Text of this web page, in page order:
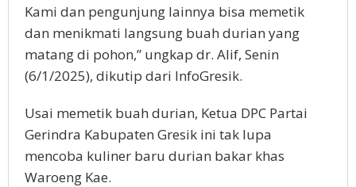
Kami dan pengunjung lainnya bisa memetik
dan menikmati langsung buah durian yang
matang di pohon,” ungkap dr. Alif, Senin
(6/1/2025), dikutip dari InfoGresik.
Usai memetik buah durian, Ketua DPC Partai
Gerindra Kabupaten Gresik ini tak lupa
mencoba kuliner baru durian bakar khas
Waroeng Kae.